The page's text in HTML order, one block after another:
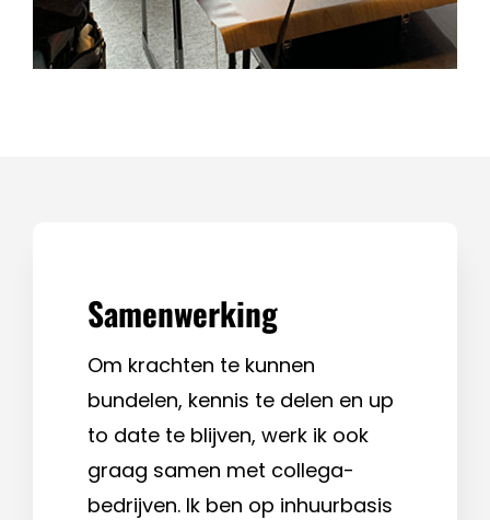
Samenwerking
Om krachten te kunnen
bundelen, kennis te delen en up
to date te blijven, werk ik ook
graag samen met collega-
bedrijven. Ik ben op inhuurbasis